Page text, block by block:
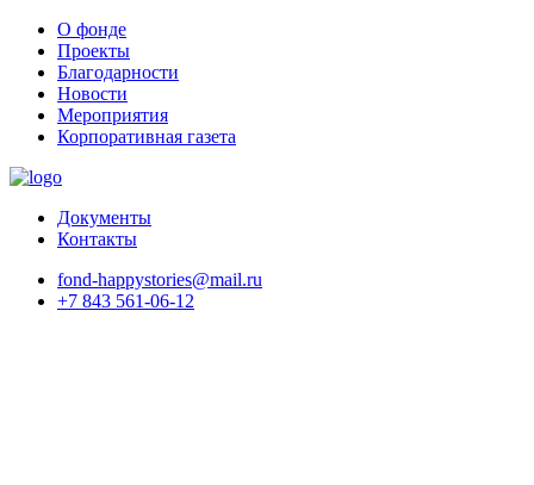
О фонде
Проекты
Благодарности
Новости
Мероприятия
Корпоративная газета
Документы
Контакты
fond-happystories@mail.ru
+7 843 561-06-12